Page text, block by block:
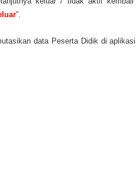
”.
data Peserta Didik di